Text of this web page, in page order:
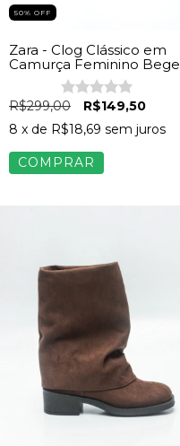
50% OFF
Zara - Clog Clássico em
Camurça Feminino Bege
R$299,00
R$149,50
8 x de R$18,69 sem juros
COMPRAR